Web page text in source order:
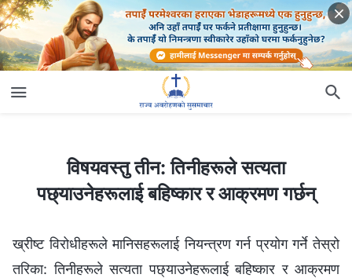
विषयवस्तु तीन: तिनीहरूले सत्यता
पछ्याउनेहरूलाई बहिष्कार र आक्रमण गर्छन्
ख्रीष्ट विरोधीहरूले मानिसहरूलाई नियन्त्रण गर्न प्रयोग गर्ने तेस्रो
तरिका: तिनीहरूले सत्यता पछ्याउनेहरूलाई बहिष्कार र आक्रमण